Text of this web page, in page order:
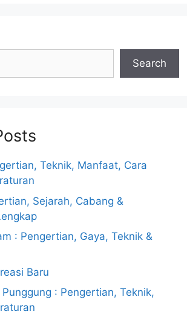
Search
Teknik, Manfaat, Cara
Sejarah, Cabang &
: Pengertian, Gaya, Teknik &
Baru
Punggung : Pengertian, Teknik,